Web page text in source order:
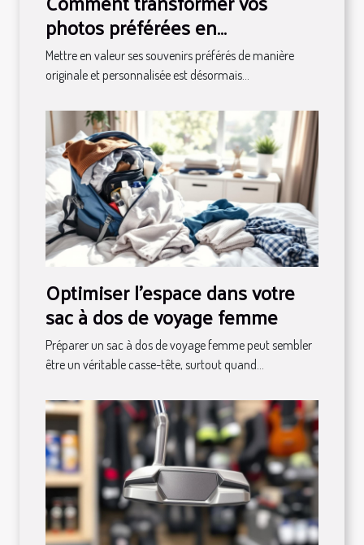
photos préférées en
décorations magnétiques ?
Mettre en valeur ses souvenirs préférés de manière
originale et personnalisée est désormais...
Optimiser l'espace dans votre
sac à dos de voyage femme
Préparer un sac à dos de voyage femme peut sembler
être un véritable casse-tête, surtout quand...